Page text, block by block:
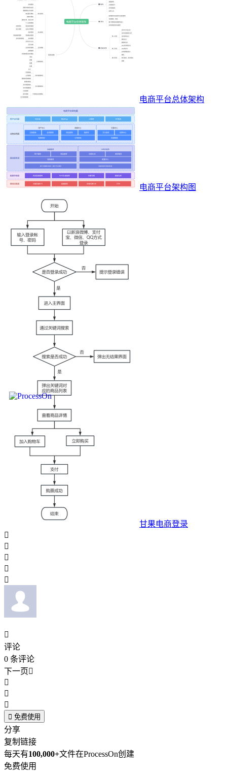
电商平台总体架构
电商平台架构图
甘果电商登录






评论
0 条评论
下一页



 免费使用
分享
复制链接
每天有100,000+文件在ProcessOn创建
免费使用